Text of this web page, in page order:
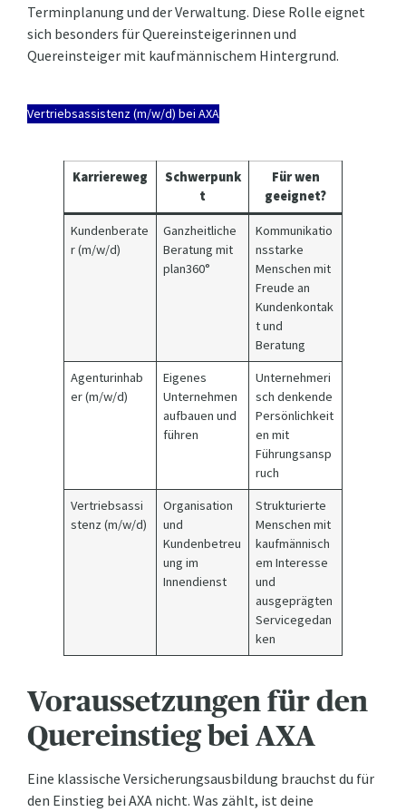
Terminplanung und der Verwaltung. Diese Rolle eignet
sich besonders für Quereinsteigerinnen und
Quereinsteiger mit kaufmännischem Hintergrund.
Vertriebsassistenz (m/w/d) bei AXA
Karriereweg
Schwerpunk
t
Für wen
geeignet?
Kundenberate
r (m/w/d)
Ganzheitliche
Beratung mit
plan360°
Kommunikatio
nsstarke
Menschen mit
Freude an
Kundenkontak
t und
Beratung
Agenturinhab
er (m/w/d)
Eigenes
Unternehmen
aufbauen und
führen
Unternehmeri
sch denkende
Persönlichkeit
en mit
Führungsansp
ruch
Vertriebsassi
stenz (m/w/d)
Organisation
und
Kundenbetreu
ung im
Innendienst
Strukturierte
Menschen mit
kaufmännisch
em Interesse
und
ausgeprägten
Servicegedan
ken
Voraussetzungen für den
Quereinstieg bei AXA
Eine klassische Versicherungsausbildung brauchst du für
den Einstieg bei AXA nicht. Was zählt, ist deine